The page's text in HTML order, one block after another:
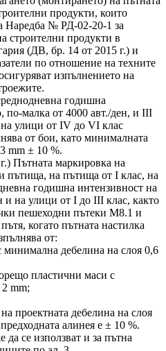
продукти, които
Наредба № РД-02-20-1 за
строителни продукти в
(ДВ, бр. 14 от 2015 г.) и
по отношение на техните
изпълнението на
годишна
по-малка от 4000 авт./ден, и III
улици от IV до VI клас
от бои, като минималната
mm ± 10 %.
Пътната маркировка на
пътища, на пътища от I клас, на
годишна интензивност на
и на улици от I до III клас, както
пешеходни пътеки М8.1 и
когато пътната настилка
от:
дебелина на слоя 0,6
пластични маси с
mm;
проектната дебелина на слоя
алинея е ± 10 %.
се използват и за пътна